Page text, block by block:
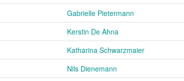
Gabrielle Pietermann
Kerstin De Ahna
Katharina Schwarzmaier
Nils Dienemann